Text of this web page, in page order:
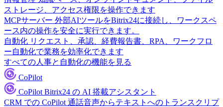
ストレージ、アクセス権限を操作できます
MCPサーバー 外部AIツールをBitrix24に接続し、ワークスペ
ース内の操作を安全に実行できます。
自動化 リクエスト、承認、経費報告書、RPA、ワークフロ
ー自動化で業務を効率化できます
すべての人事と自動化の機能を見る
CoPilot
CoPilot Bitrix24 の AI 搭載アシスタント
CRM での CoPilot 通話音声からテキストへのトランスクリプ